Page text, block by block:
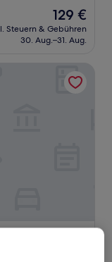
Der
Preis
beträgt
129 €
Steuern & Gebühren
30. Aug.–31. Aug.